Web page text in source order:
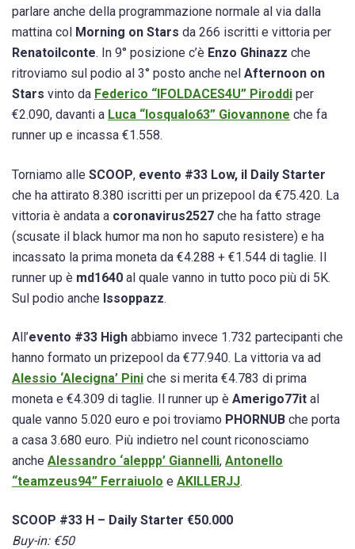
parlare anche della programmazione normale al via dalla
mattina col
Morning on Stars da 266 iscritti e vittoria per
Renatoilconte. In 9° posizione c’è Enzo Ghinazz che
ritroviamo sul podio al 3° posto anche nel Afternoon on
Stars vinto da Federico “IFOLDACES4U” Piroddi per
€2.090, davanti a Luca “losqualo63” Giovannone che fa
runner up e incassa €1.558.
Torniamo alle SCOOP, evento #33 Low, il Daily Starter
che ha attirato 8.380 iscritti per un prizepool da €75.420. La
vittoria è andata a coronavirus2527 che ha fatto strage
(scusate il black humor ma non ho saputo resistere) e ha
incassato la prima moneta da €4.288 + €1.544 di taglie. Il
runner up è md1640 al quale vanno in tutto poco più di 5K.
Sul podio anche Issoppazz.
All’evento #33 High abbiamo invece 1.732 partecipanti che
hanno formato un prizepool da €77.940. La vittoria va ad
Alessio ‘Alecigna’ Pini che si merita €4.783 di prima
moneta e €4.309 di taglie. Il runner up è Amerigo77it al
quale vanno 5.020 euro e poi troviamo PHORNUB che porta
a casa 3.680 euro. Più indietro nel count riconosciamo
anche Alessandro ‘aleppp’ Giannelli, Antonello
“teamzeus94” Ferraiuolo e AKILLERJJ.
SCOOP #33 H – Daily Starter €50.000
Buy-in: €50